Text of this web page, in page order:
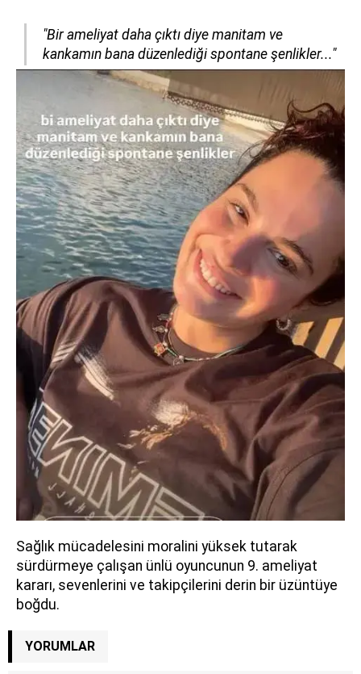
"Bir ameliyat daha çıktı diye manitam ve
kankamın bana düzenlediği spontane şenlikler..."
Sağlık mücadelesini moralini yüksek tutarak
sürdürmeye çalışan ünlü oyuncunun 9. ameliyat
kararı, sevenlerini ve takipçilerini derin bir üzüntüye
boğdu.
YORUMLAR